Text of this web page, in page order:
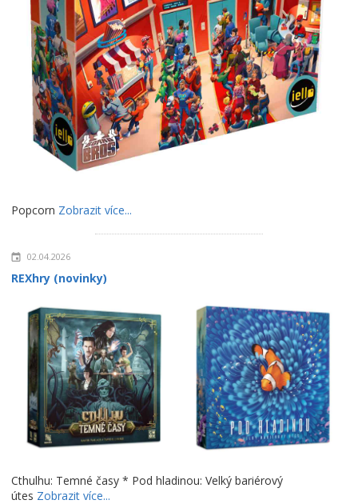
Popcorn Zobrazit více...
02.04.2026
REXhry (novinky)
Cthulhu: Temné časy * Pod hladinou: Velký bariérový
útes Zobrazit více...